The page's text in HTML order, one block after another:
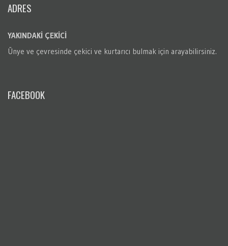
ADRES
YAKINDAKİ ÇEKİCİ
Ünye ve çevresinde çekici ve kurtarıcı bulmak için arayabilirsiniz.
FACEBOOK